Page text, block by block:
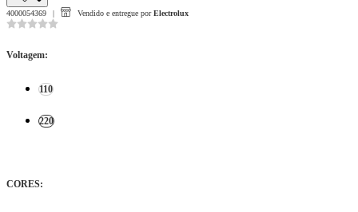
4000054369 Vendido e entregue por Electrolux
Voltagem:
110
220
CORES: